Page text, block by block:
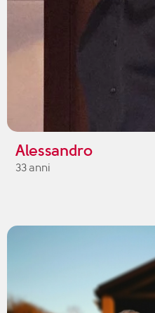
Alessandro
33 anni